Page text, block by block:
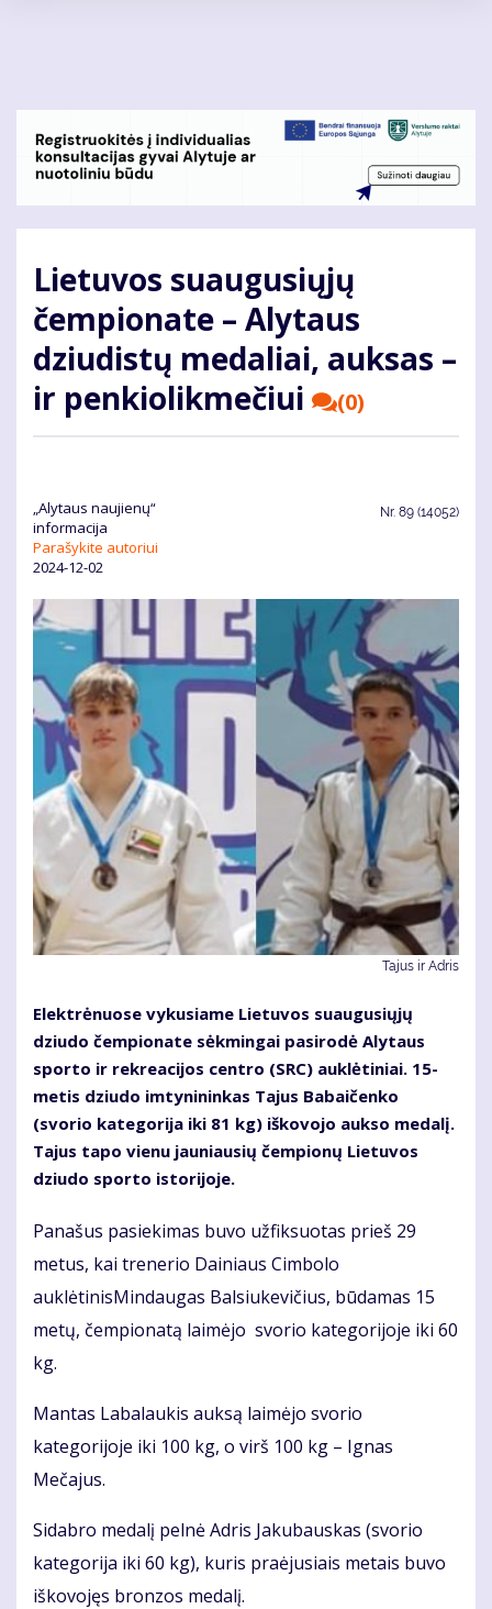
Lietuvos suaugusiųjų
čempionate – Alytaus
dziudistų medaliai, auksas –
ir penkiolikmečiui
(0)
„Alytaus naujienų“
informacija
Parašykite autoriui
2024-12-02
Nr. 89 (14052)
Tajus ir Adris
Elektrėnuose vykusiame Lietuvos suaugusiųjų
dziudo čempionate sėkmingai pasirodė Alytaus
sporto ir rekreacijos centro (SRC) auklėtiniai. 15-
metis dziudo imtynininkas Tajus Babaičenko
(svorio kategorija iki 81 kg) iškovojo aukso medalį.
Tajus tapo vienu jauniausių čempionų Lietuvos
dziudo sporto istorijoje.
Panašus pasiekimas buvo užfiksuotas prieš 29
metus, kai trenerio Dainiaus Cimbolo
auklėtinisMindaugas Balsiukevičius, būdamas 15
metų, čempionatą laimėjo svorio kategorijoje iki 60
kg.
Mantas Labalaukis auksą laimėjo svorio
kategorijoje iki 100 kg, o virš 100 kg – Ignas
Mečajus.
Sidabro medalį pelnė Adris Jakubauskas (svorio
kategorija iki 60 kg), kuris praėjusiais metais buvo
iškovojęs bronzos medalį.